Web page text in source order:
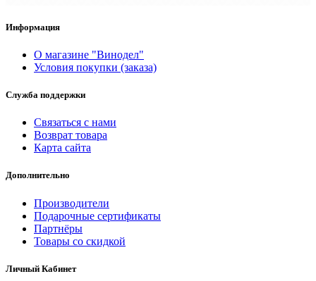
Информация
О магазине "Винодел"
Условия покупки (заказа)
Служба поддержки
Связаться с нами
Возврат товара
Карта сайта
Дополнительно
Производители
Подарочные сертификаты
Партнёры
Товары со скидкой
Личный Кабинет